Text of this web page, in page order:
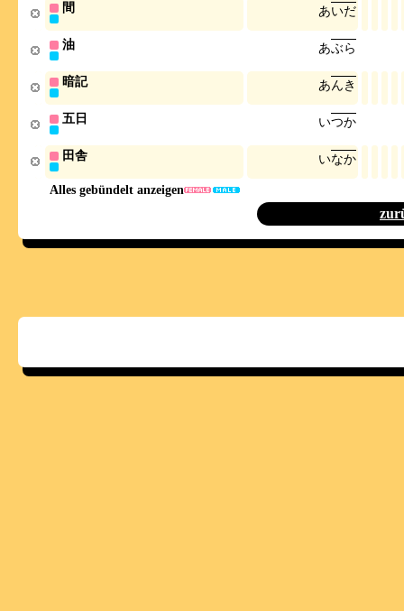
Alles gebündelt anzeigen
間 あいだ
油 あぶら
暗記 あんき
五日 いつか
田舎 いなか